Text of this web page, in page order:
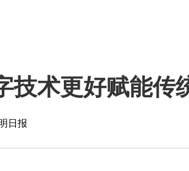
技术更好赋能传
日报